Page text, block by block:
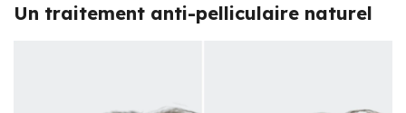
Un traitement anti-pelliculaire naturel